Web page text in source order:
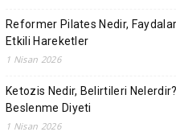
Reformer Pilates Nedir,
Etkili Hareketler
1 Nisan 2026
Ketozis Nedir, Belirtileri
Beslenme Diyeti
1 Nisan 2026